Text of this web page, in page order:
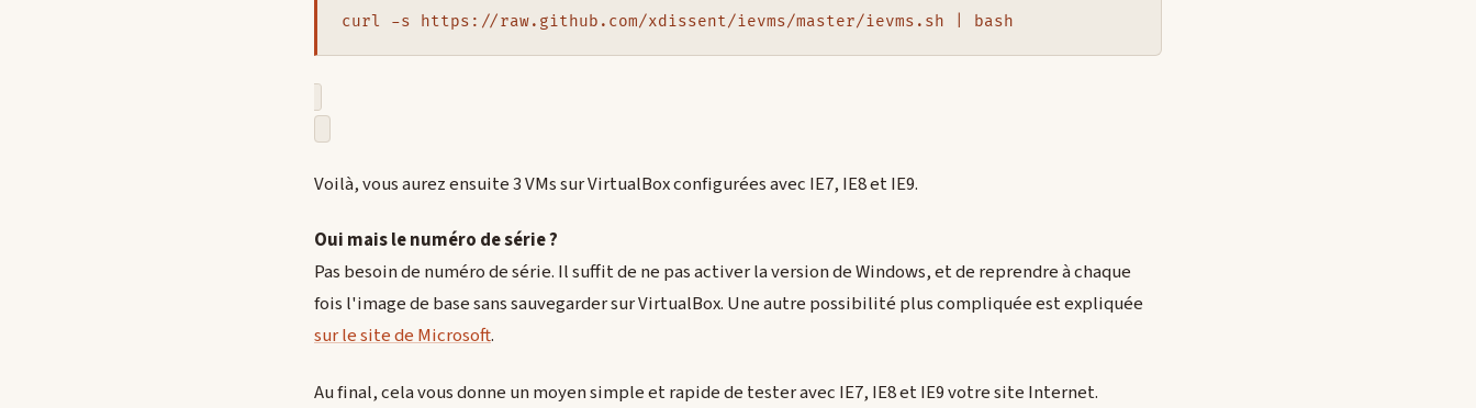
Voilà, vous aurez ensuite 3 VMs sur VirtualBox configurées avec IE7, IE8 et IE9.
Oui mais le numéro de série ?
Pas besoin de numéro de série. Il suffit de ne pas activer la version de Windows, et de reprendre à chaque
fois l'image de base sans sauvegarder sur VirtualBox. Une autre possibilité plus compliquée est expliquée
sur le site de Microsoft.
Au final, cela vous donne un moyen simple et rapide de tester avec IE7, IE8 et IE9 votre site Internet.